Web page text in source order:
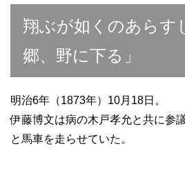
翔ぶが如くのあらす
郷、野に下る」
明治6年（1873年）10月18日。
伊藤博文は病の木戸孝允と共に参
と馬車を走らせていた。